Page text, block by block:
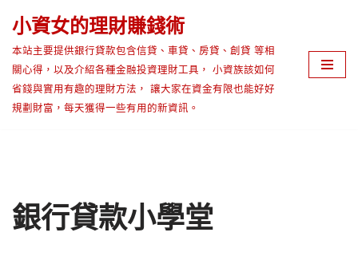
Skip
to
content
小資女的理財賺錢術
本站主要提供銀行貸款包含信貸、車貸、房貸、創貸 等相
關心得，以及介紹各種金融投資理財工具， 小資族該如何
省錢與實用有趣的理財方法， 讓大家在資金有限也能好好
規劃財富，每天獲得一些有用的新資訊。
銀行貸款小學堂